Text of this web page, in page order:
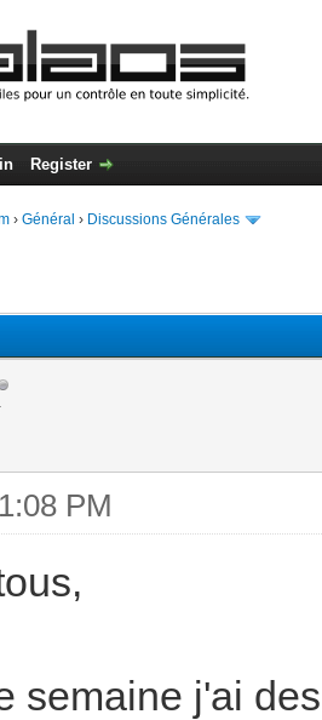
Register
› Général › Discussions Générales
PM
semaine j'ai